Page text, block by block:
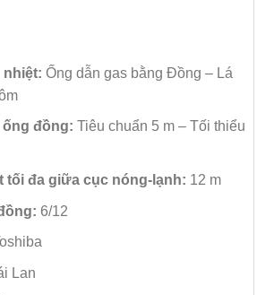
nhiệt: Ống dẫn gas bằng Đồng – Lá
ống đồng: Tiêu chuẩn 5 m – Tối thiểu
tối đa giữa cục nóng-lạnh: 12 m
6/12
Lan